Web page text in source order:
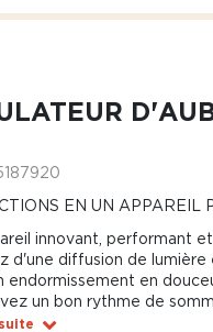
EN UN APPAREIL
innovant, performant
d'une diffusion de lumière
endormissement en
un bon rythme de